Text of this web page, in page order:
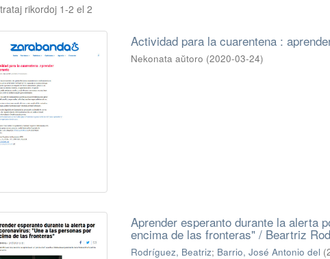
rikordoj 1-2 el 2
Actividad para la cuarentena :
Nekonata aŭtoro (2020-03-24)
Aprender esperanto durante la alerta
encima de las fronteras" / Beartriz
Rodríguez, Beatriz; Barrio, José Antonio del (